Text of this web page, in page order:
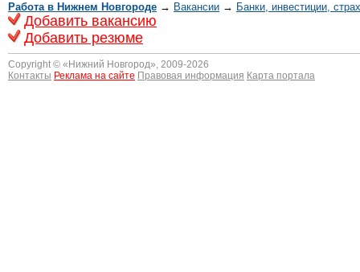
Работа в Нижнем Новгороде → Вакансии → Банки, инвестиции,
Добавить вакансию
Добавить резюме
Copyright © « Нижний Новгород», 2009-2026
Контакты Реклама на сайте Правовая информация Карта портала